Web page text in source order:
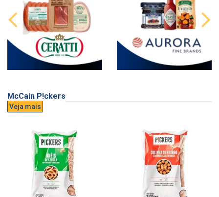
McCain P!ckers
Veja mais